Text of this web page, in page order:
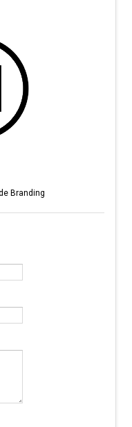
Branding